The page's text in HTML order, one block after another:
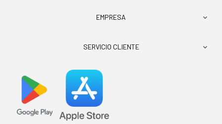
EMPRESA 
SERVICIO CLIENTE 